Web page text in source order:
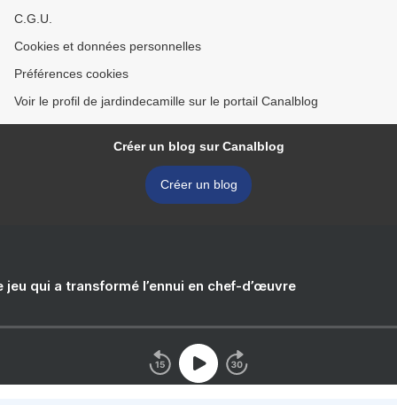
C.G.U.
Cookies et données personnelles
Préférences cookies
Voir le profil de jardindecamille sur le portail Canalblog
Créer un blog sur Canalblog
Créer un blog
jeu qui a transformé l’ennui en chef-d’œuvre